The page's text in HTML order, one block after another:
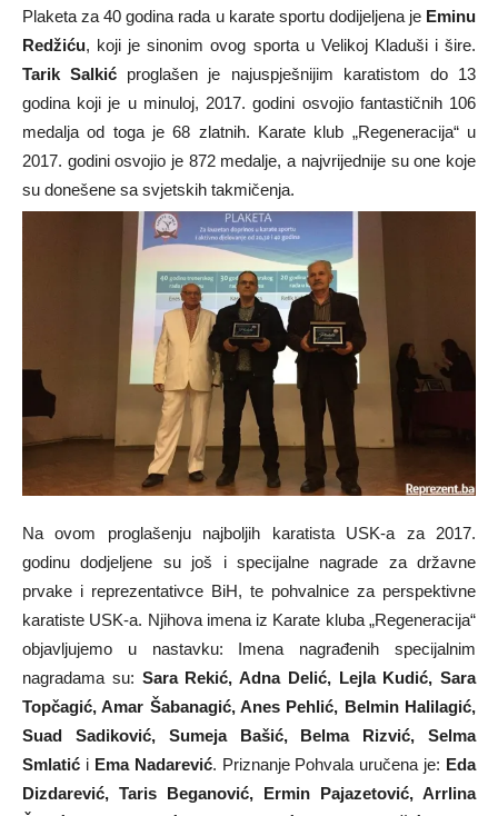
Plaketa za 40 godina rada u karate sportu dodijeljena je Eminu
Redžiću, koji je sinonim ovog sporta u Velikoj Kladuši i šire.
Tarik Salkić proglašen je najuspješnijim karatistom do 13
godina koji je u minuloj, 2017. godini osvojio fantastičnih 106
medalja od toga je 68 zlatnih. Karate klub „Regeneracija“ u
2017. godini osvojio je 872 medalje, a najvrijednije su one koje
su donešene sa svjetskih takmičenja.
Na ovom proglašenju najboljih karatista USK-a za 2017.
godinu dodjeljene su još i specijalne nagrade za državne
prvake i reprezentativce BiH, te pohvalnice za perspektivne
karatiste USK-a. Njihova imena iz Karate kluba „Regeneracija“
objavljujemo u nastavku: Imena nagrađenih specijalnim
nagradama su: Sara Rekić, Adna Delić, Lejla Kudić, Sara
Topčagić, Amar Šabanagić, Anes Pehlić, Belmin Halilagić,
Suad Sadiković, Sumeja Bašić, Belma Rizvić, Selma
Smlatić i Ema Nadarević. Priznanje Pohvala uručena je: Eda
Dizdarević, Taris Beganović, Ermin Pajazetović, Arrlina